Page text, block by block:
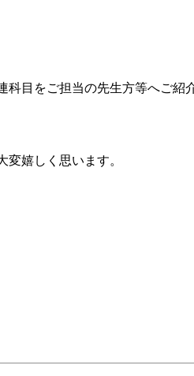
目をご担当の先生方等へご紹
嬉しく思います。